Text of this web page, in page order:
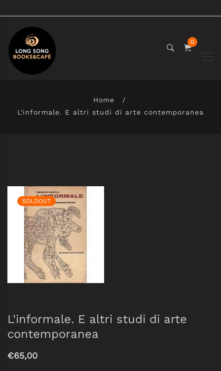
0
Home
L'informale. E altri studi di arte contemporanea
SOLDOUT
L'informale. E altri studi di arte
contemporanea
€65,00